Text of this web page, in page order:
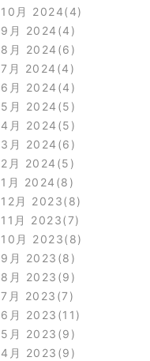
10月 2024 4
9月 2024 4
8月 2024 6
7月 2024 4
6月 2024 4
5月 2024 5
4月 2024 5
3月 2024 6
2月 2024 5
1月 2024 8
12月 2023 8
11月 2023 7
10月 2023 8
9月 2023 8
8月 2023 9
7月 2023 7
6月 2023 11
5月 2023 9
4月 2023 9